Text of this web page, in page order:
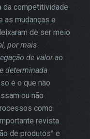
da competitividade
as mudanças e
de ser meio
por mais
de valor ao
determinada
é o que não
ou não
como
revista
de produtos” e